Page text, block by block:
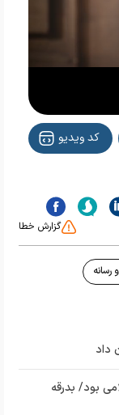
کد ویدیو
گزارش خطا
رسانه
داد
بود/ بدرقه